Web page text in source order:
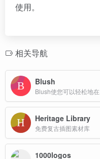
使用。
相关导航
Blush
Heritage Library
免费复古插图素材库
1000logos